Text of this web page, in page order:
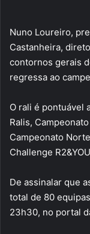
Nuno Loureiro,
Castanheira,
contornos gerais
regressa ao
O rali é pontuável
Ralis,
Campeonato
Challenge
De assinalar que
total de 80
23h30, no portal